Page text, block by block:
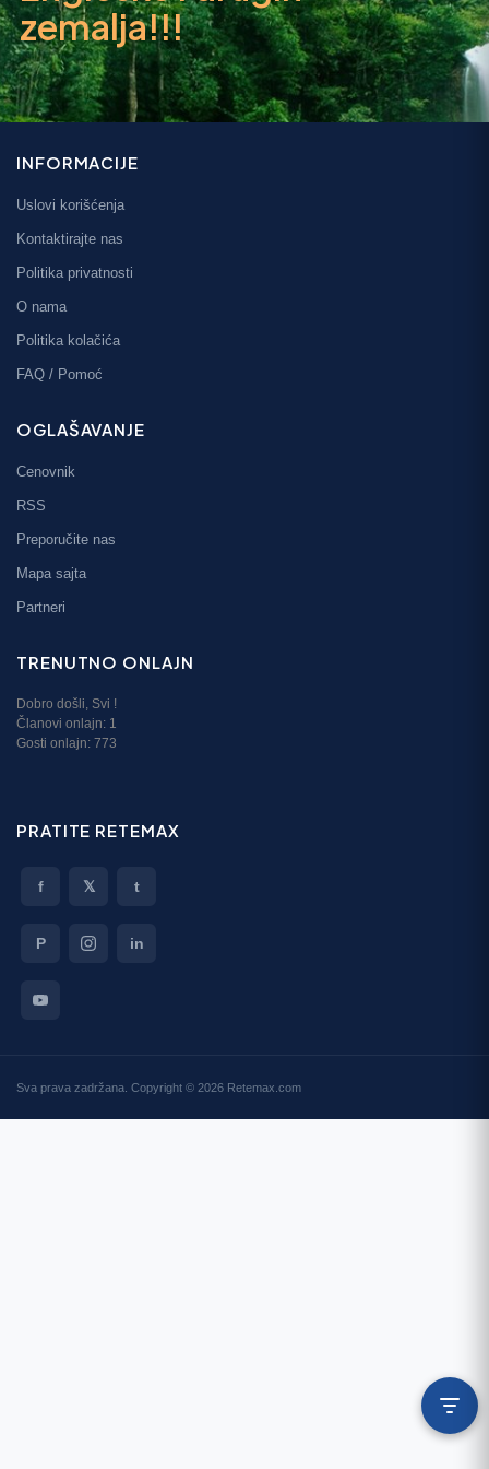
zemalja!!!
INFORMACIJE
Uslovi korišćenja
Kontaktirajte nas
Politika privatnosti
O nama
Politika kolačića
FAQ / Pomoć
OGLAŠAVANJE
Cenovnik
RSS
Preporučite nas
Mapa sajta
Partneri
TRENUTNO ONLAJN
Dobro došli, Svi !
Članovi onlajn: 1
Gosti onlajn: 773
PRATITE RETEMAX
f 𝕏 t
P in
Sva prava zadržana. Copyright © 2026 Retemax.com